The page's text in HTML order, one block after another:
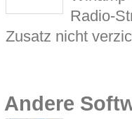
Radio-
Zusatz nicht
Andere